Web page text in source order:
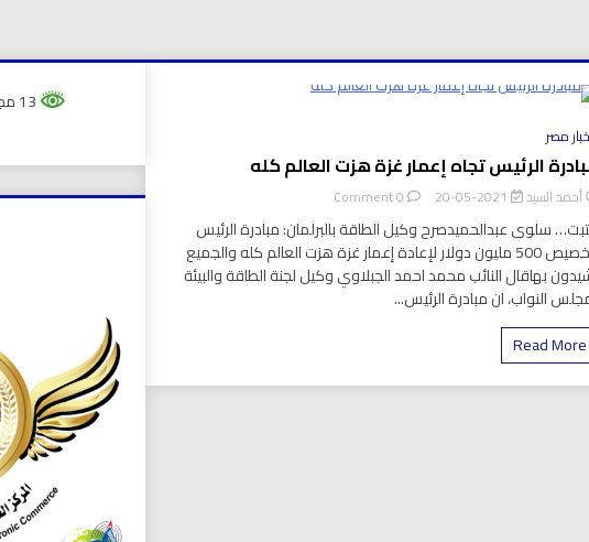
نيوز
بطريق
مصر
الرئيس تجاه إعمار غزة هزت العالم كله
أحمد السيد 2021-05-20
0 Comment
on
الرئيس
تجاه
إعمار
سلوى عبدالحميدصرح وكيل الطاقة بالبرلمان: مبادرة الرئيس
بتخصيص 500 مليون دولار لإعادة إعمار غزة هزت العالم كله والجميع
بهاقال النائب محمد احمد الجبلاوي وكيل لجنة الطاقة والبيئة
النواب، ان مبادرة الرئيس...
Read More